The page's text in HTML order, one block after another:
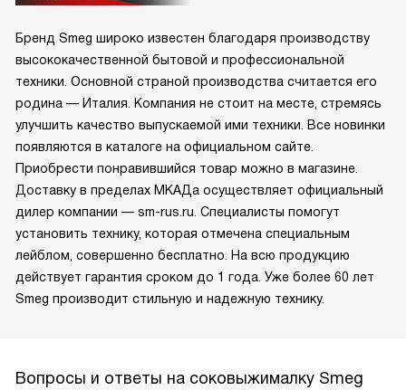
Бренд Smeg широко известен благодаря производству
высококачественной бытовой и профессиональной
техники. Основной страной производства считается его
родина — Италия. Компания не стоит на месте, стремясь
улучшить качество выпускаемой ими техники. Все новинки
появляются в каталоге на официальном сайте.
Приобрести понравившийся товар можно в магазине.
Доставку в пределах МКАДа осуществляет официальный
дилер компании — sm-rus.ru. Специалисты помогут
установить технику, которая отмечена специальным
лейблом, совершенно бесплатно. На всю продукцию
действует гарантия сроком до 1 года. Уже более 60 лет
Smeg производит стильную и надежную технику.
Вопросы и ответы на соковыжималку Smeg